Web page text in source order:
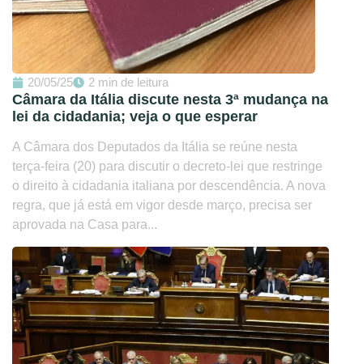
20/05/25 2 min de leitura
Câmara da Itália discute nesta 3ª mudança na
lei da cidadania; veja o que esperar
A Câmara dos Deputados da Itália se reúne nesta
terça-feira (20) para discutir o decreto-lei que restringe
o direito à cidadania italiana por descendência. A nova
regra, que já está em vigor desde março, precisa ser
aprovada na Casa para...